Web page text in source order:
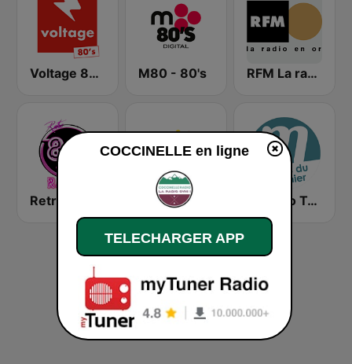
Voltage 80's M80 - 80's RFM La radio en Or
M Radio Tubes du Grenier
COCCINELLE en ligne
TELECHARGER APP